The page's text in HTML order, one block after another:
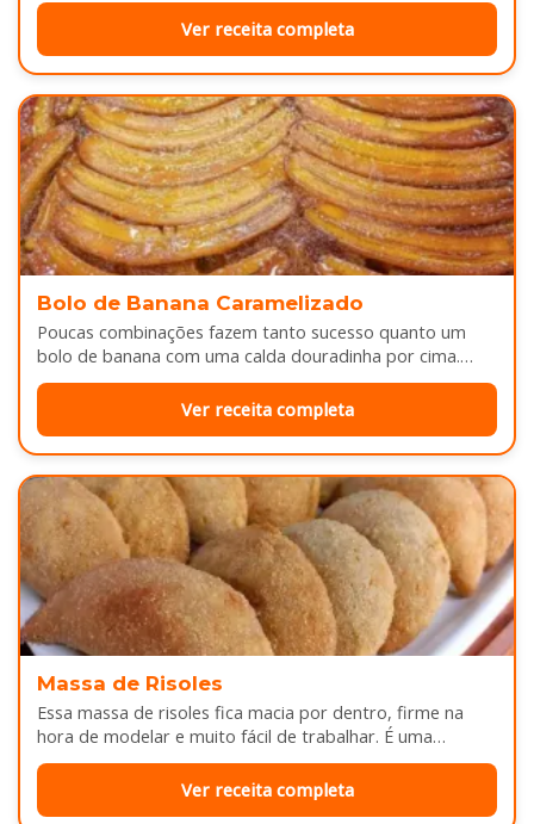
Ver receita completa
Bolo de Banana Caramelizado
Poucas combinações fazem tanto sucesso quanto um
bolo de banana com uma calda douradinha por cima.
Enquanto assa, aquele cheirinho…
Ver receita completa
Massa de Risoles
Essa massa de risoles fica macia por dentro, firme na
hora de modelar e muito fácil de trabalhar. É uma…
Ver receita completa